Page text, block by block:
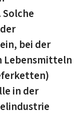
bei der
Lebensmitteln
in der